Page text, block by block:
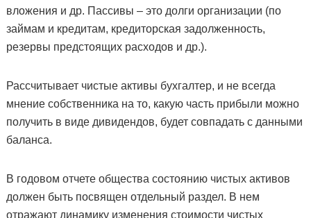
вложения и др. Пассивы – это долги организации (по
займам и кредитам, кредиторская задолженность,
резервы предстоящих расходов и др.).
Рассчитывает чистые активы бухгалтер, и не всегда
мнение собственника на то, какую часть прибыли можно
получить в виде дивидендов, будет совпадать с данными
баланса.
В годовом отчете общества состоянию чистых активов
должен быть посвящен отдельный раздел. В нем
отражают динамику изменения стоимости чистых